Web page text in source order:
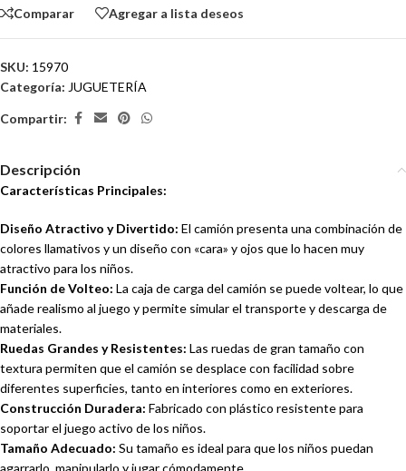
Comparar Agregar a lista deseos
SKU: 15970
Categoría: JUGUETERÍA
Compartir:
Descripción
Características Principales:
Diseño Atractivo y Divertido: El camión presenta una combinación de
colores llamativos y un diseño con «cara» y ojos que lo hacen muy
atractivo para los niños.
Función de Volteo: La caja de carga del camión se puede voltear, lo que
añade realismo al juego y permite simular el transporte y descarga de
materiales.
Ruedas Grandes y Resistentes: Las ruedas de gran tamaño con
textura permiten que el camión se desplace con facilidad sobre
diferentes superficies, tanto en interiores como en exteriores.
Construcción Duradera: Fabricado con plástico resistente para
soportar el juego activo de los niños.
Tamaño Adecuado: Su tamaño es ideal para que los niños puedan
agarrarlo, manipularlo y jugar cómodamente.